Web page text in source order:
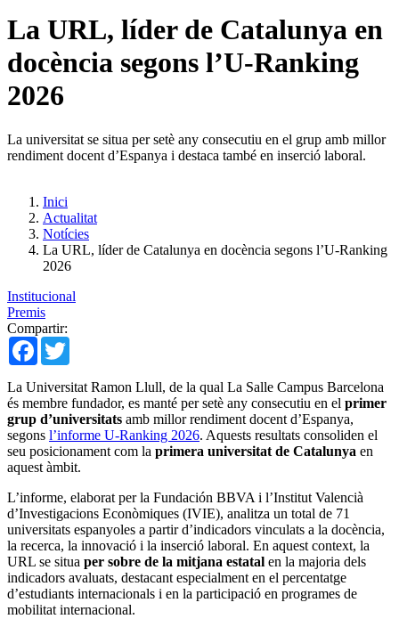
La URL, líder de Catalunya en
docència segons l’U-Ranking
2026
La universitat se situa per setè any consecutiu en el grup amb millor
rendiment docent d’Espanya i destaca també en inserció laboral.
Inici
Actualitat
Notícies
La URL, líder de Catalunya en docència segons l’U-Ranking
2026
Institucional
Premis
Compartir:
Facebook
La Universitat Ramon Llull, de la qual La Salle Campus Barcelona
és membre fundador, es manté per setè any consecutiu en el primer
grup d’universitats amb millor rendiment docent d’Espanya,
segons l’informe U-Ranking 2026. Aquests resultats consoliden el
seu posicionament com la primera universitat de Catalunya en
aquest àmbit.
L’informe, elaborat per la Fundación BBVA i l’Institut Valencià
d’Investigacions Econòmiques (IVIE), analitza un total de 71
universitats espanyoles a partir d’indicadors vinculats a la docència,
la recerca, la innovació i la inserció laboral. En aquest context, la
URL se situa per sobre de la mitjana estatal en la majoria dels
indicadors avaluats, destacant especialment en el percentatge
d’estudiants internacionals i en la participació en programes de
mobilitat internacional.